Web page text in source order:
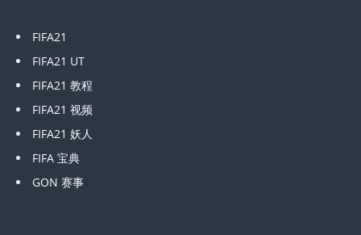
FIFA21
FIFA21 UT
FIFA21 教程
FIFA21 视频
FIFA21 妖人
FIFA 宝典
GON 赛事